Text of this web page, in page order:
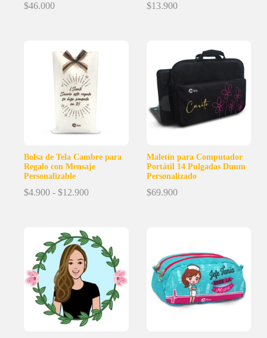
$46.000 $13.900
Bolsa de Tela Cambre para
Regalo con Mensaje
Personalizable
$4.900 - $12.900Rango
$4.900
hasta
$12.900
Maletín para Computador
Portátil 14 Pulgadas Duum
Personalizado
$69.900